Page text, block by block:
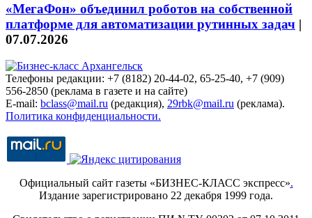
«МегаФон» объединил роботов на собственной
платформе для автоматизации рутинных задач |
07.07.2026
Телефоны редакции: +7 (8182) 20-44-02, 65-25-40, +7 (909)
556-2850 (реклама в газете и на сайте)
E-mail: bclass@mail.ru (редакция), 29rbk@mail.ru (реклама).
Политика конфиденциальности.
Официальный сайт газеты «БИЗНЕС-КЛАСС экспресс».
Издание зарегистрировано 22 декабря 1999 года.